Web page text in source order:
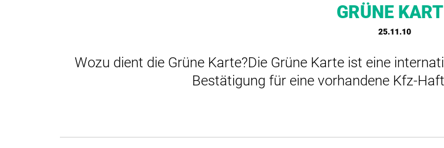
GRÜNE
25.11.10
Wozu dient die Grüne Karte?Die Grüne Karte ist eine
Bestätigung für eine vorhandene Kfz-